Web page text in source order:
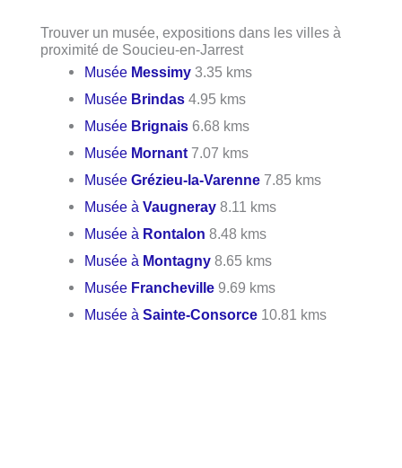
Trouver un musée, expositions dans les villes à
proximité de Soucieu-en-Jarrest
Musée Messimy 3.35 kms
Musée Brindas 4.95 kms
Musée Brignais 6.68 kms
Musée Mornant 7.07 kms
MuséeGrézieu-la-Varenne 7.85 kms
Musée àVaugneray 8.11 kms
Musée à Rontalon 8.48 kms
Musée à Montagny 8.65 kms
Musée Francheville 9.69 kms
Musée àSainte-Consorce 10.81 kms